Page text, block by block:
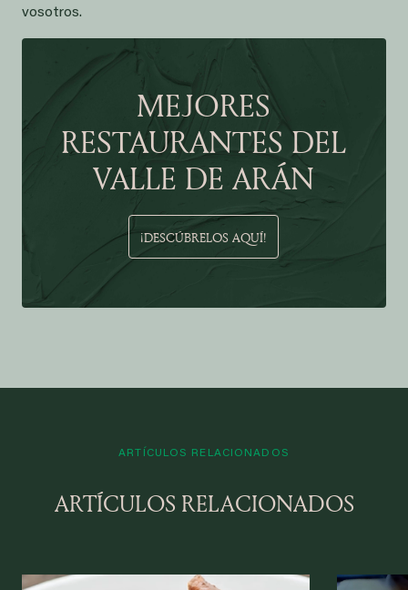
vosotros.
MEJORES
RESTAURANTES DEL
VALLE DE ARÁN
¡DESCÚBRELOS AQUÍ!
ARTÍCULOS RELACIONADOS
ARTÍCULOS RELACIONADOS